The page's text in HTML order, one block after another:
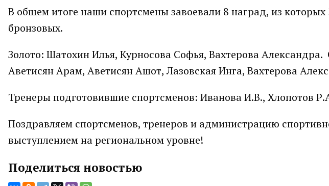
В общем итоге наши спортсмены завоевали 8 наград, из которых
бронзовых.
Золото: Шатохин Илья, Курносова Софья, Вахтерова
Аветисян Арам, Аветисян Ашот, Лазовская Инга, Вахтерова
Тренеры подготовившие спортсменов: Иванова И.В., Хлопотов
Поздравляем спортсменов, тренеров и администрацию
выступлением на региональном уровне!
Поделиться новостью